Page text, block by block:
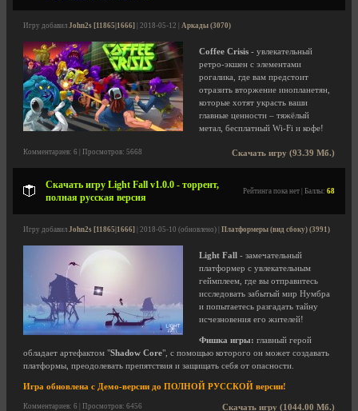
Игру добавил John2s [11865|1666] | 2018-05-12 | Аркады (3070)
Coffee Crisis - увлекательный
ретро-экшен с элементами
рогалика, где вам предстоит
отразить вторжение инопланетян,
которые хотят украсть ваши
главные ценности – тяжёлый
метал, бесплатный Wi-Fi и кофе!
Скачать игру (93.39 Мб.)
Комментариев: 6 | Просмотров: 5668
Скачать игру Light Fall v1.0.0 - торрент,
полная русская версия
Рейтинга пока нет | Баллы: 68
Игру добавил John2s [11865|1666] | 2018-05-10 (обновлено) | Платформеры (вид сбоку) (3991)
Light Fall - замечательный
платформер с увлекательным
геймплеем, где вы отправитесь
исследовать забытый мир Нумбра
и попытаетесь разгадать тайну
исчезновения его жителей!
Фишка игры: главный герой
обладает артефактом "Shadow Core", с помощью которого он может создавать
платформы, преодолевать препятствия и защищать себя от опасности.
Игра обновлена с Демо-версии до ПОЛНОЙ РУССКОЙ версии!
Скачать игру (1044.00 Мб.)
Комментариев: 6 | Просмотров: 6456